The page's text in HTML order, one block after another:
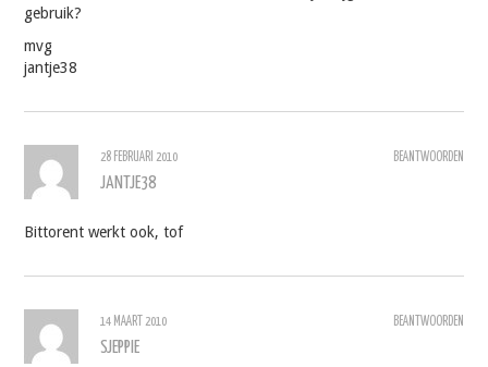
gebruik?
mvg
jantje38
BEANTWOORDEN
28 FEBRUARI 2010
JANTJE38
Bittorent werkt ook, tof
BEANTWOORDEN
14 MAART 2010
SJEPPIE